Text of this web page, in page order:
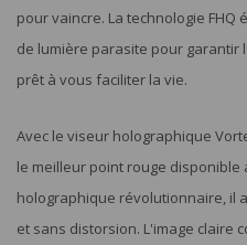
pour vaincre. La technologie
de lumière parasite pour garantir
prêt à vous faciliter la vie.
Avec le viseur holographique
le meilleur point rouge disponible
holographique révolutionnaire, il
et sans distorsion. L'image claire